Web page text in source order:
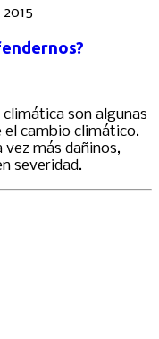
son algunas
el cambio climático.
más dañinos,
severidad.